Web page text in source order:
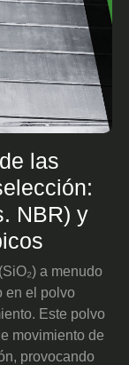
las
NBR) y
a menudo
en el polvo
Este polvo
movimiento de
provocando